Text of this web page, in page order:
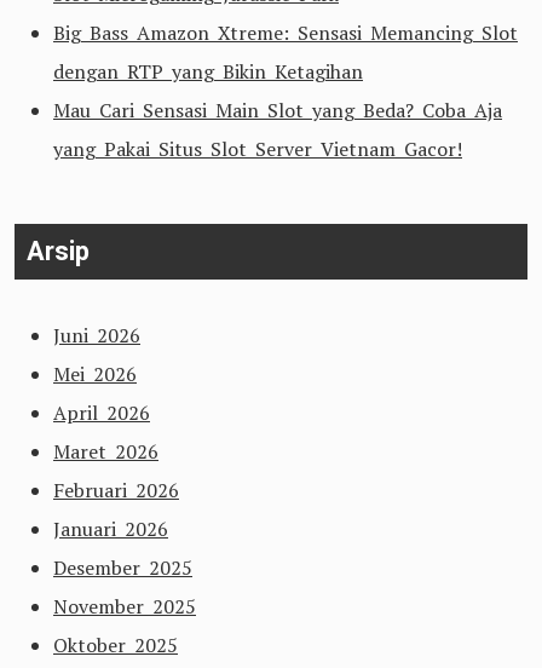
Big Bass Amazon Xtreme: Sensasi Memancing Slot
dengan RTP yang Bikin Ketagihan
Mau Cari Sensasi Main Slot yang Beda? Coba Aja
yang Pakai Situs Slot Server Vietnam Gacor!
Arsip
Juni 2026
Mei 2026
April 2026
Maret 2026
Februari 2026
Januari 2026
Desember 2025
November 2025
Oktober 2025